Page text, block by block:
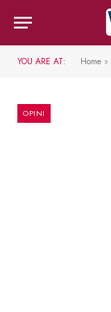
YOU ARE AT: Home »
OPINI